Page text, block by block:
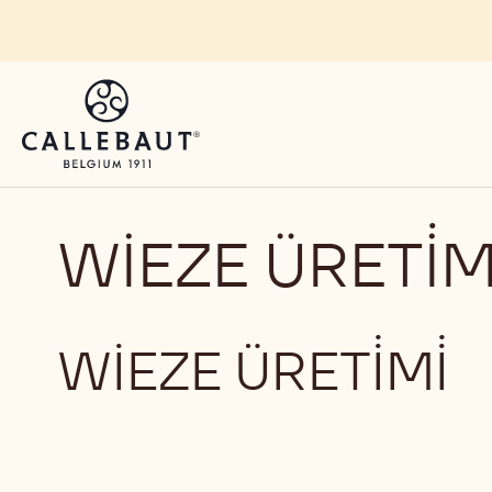
WIEZE
WIEZE ÜRETİMİ